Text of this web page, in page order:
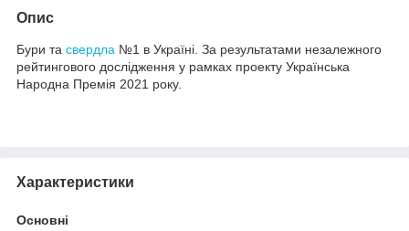
Опис
Бури та свердла №1 в Україні. За результатами незалежного
рейтингового дослідження у рамках проекту Українська
Народна Премія 2021 року.
Характеристики
Основні